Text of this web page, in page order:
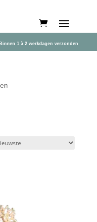
Binnen 1 à 2 werkdagen verzonden